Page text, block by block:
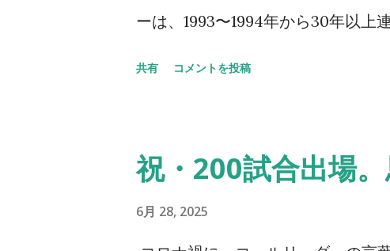
阪のサポーターの歴史はこのよう
それだけがすべてじゃないのも真
年後のクラブはきっと彼らが支え
ある。プレゼントを求めるよりも
ーは、1993〜1994年から30年以上
をSNSでアップしてくれているの
ことや、やり続けてきたことの全
解をしているつもりだ。 だけどそ
共有 コメントを投稿
祝・200試合出場。
6月 28, 2025